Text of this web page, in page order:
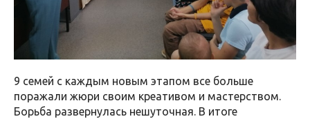
9 семей с каждым новым этапом все больше
поражали жюри своим креативом и мастерством.
Борьба развернулась нешуточная. В итоге